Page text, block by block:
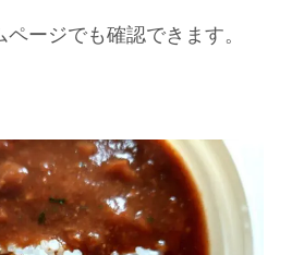
ージでも確認できます。